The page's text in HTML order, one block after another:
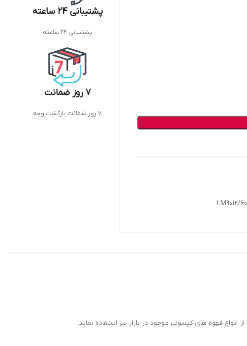
پشتیبانی 24 ساعته
پشتیبانی 24 ساعته
7 روز ضمانت
7 روز ضمانت بازگشت وجه